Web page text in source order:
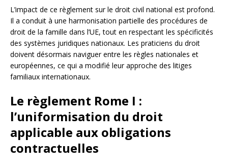
L’impact de ce règlement sur le droit civil national est profond.
Il a conduit à une harmonisation partielle des procédures de
droit de la famille dans l’UE, tout en respectant les spécificités
des systèmes juridiques nationaux. Les praticiens du droit
doivent désormais naviguer entre les règles nationales et
européennes, ce qui a modifié leur approche des litiges
familiaux internationaux.
Le règlement Rome I :
l’uniformisation du droit
applicable aux obligations
contractuelles